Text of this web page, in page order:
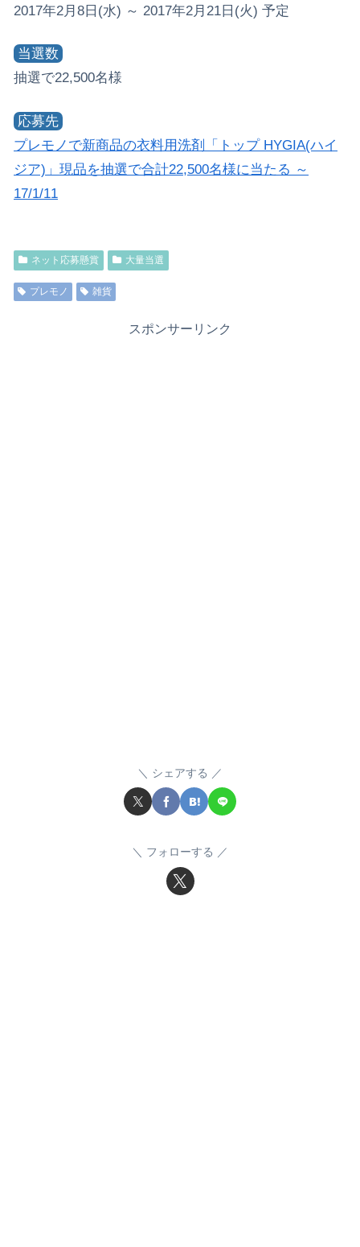
2017年2月8日(水) ～ 2017年2月21日(火) 予定
当選数
抽選で22,500名様
応募先
プレモノで新商品の衣料用洗剤「トップ HYGIA(ハイ
ジア)」現品を抽選で合計22,500名様に当たる ～
17/1/11
ネット応募懸賞 大量当選
プレモノ 雑貨
スポンサーリンク
シェアする
フォローする